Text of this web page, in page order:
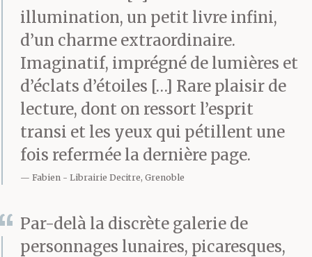
d’accompagnement.
Au moment où D a vu
Neil Armstrong
marcher sur la Lune, il
s’est dit qu’avec un
esprit décidé et le bon
costume, tout était
possible.
illumination, un petit livre infini,
d’un charme extraordinaire.
Imaginatif, imprégné de lumières et
d’éclats d’étoiles […] Rare plaisir de
lecture, dont on ressort l’esprit
transi et les yeux qui pétillent une
fois refermée la dernière page.
Fabien Librairie Decitre, Grenoble
Par-delà la discrète galerie de
personnages lunaires, picaresques,